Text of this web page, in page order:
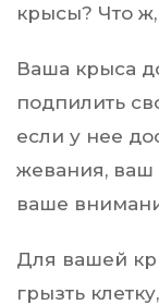
крысы? Что
Ваша крыса
подпилить
если у нее
жевания, ваш
ваше
Для вашей
грызть